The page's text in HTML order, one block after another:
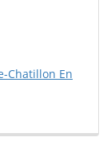
Chatillon En